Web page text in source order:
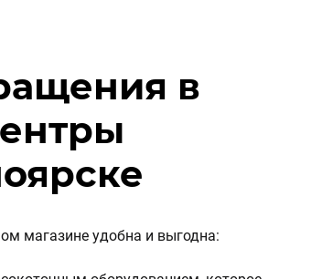
в
магазине удобна и выгодна: